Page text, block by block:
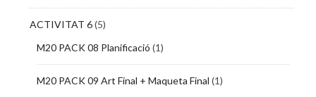
ACTIVITAT 6(5)
M20 PACK 08 Planificació (1)
M20 PACK 09 Art Final + Maqueta Final (1)